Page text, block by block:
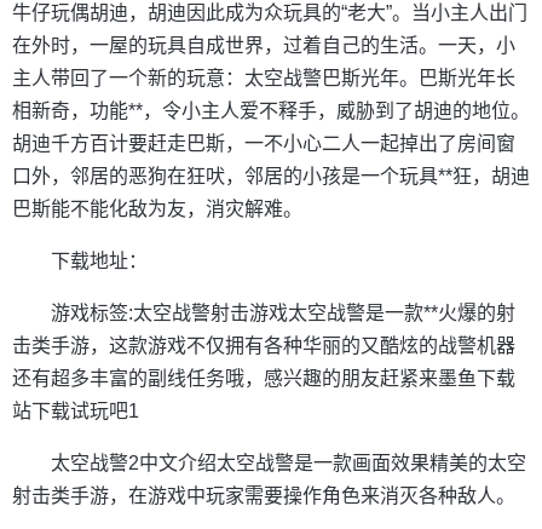
牛仔玩偶胡迪，胡迪因此成为众玩具的“老大”。当小主人出门
在外时，一屋的玩具自成世界，过着自己的生活。一天，小
主人带回了一个新的玩意：太空战警巴斯光年。巴斯光年长
相新奇，功能**，令小主人爱不释手，威胁到了胡迪的地位。
胡迪千方百计要赶走巴斯，一不小心二人一起掉出了房间窗
口外，邻居的恶狗在狂吠，邻居的小孩是一个玩具**狂，胡迪
巴斯能不能化敌为友，消灾解难。
下载地址：
游戏标签:太空战警射击游戏太空战警是一款**火爆的射
击类手游，这款游戏不仅拥有各种华丽的又酷炫的战警机器
还有超多丰富的副线任务哦，感兴趣的朋友赶紧来墨鱼下载
站下载试玩吧1
太空战警2中文介绍太空战警是一款画面效果精美的太空
射击类手游，在游戏中玩家需要操作角色来消灭各种敌人。